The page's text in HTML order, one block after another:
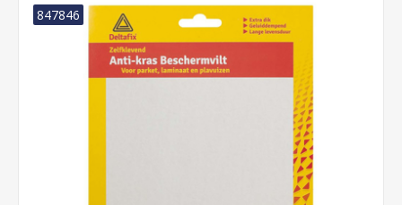
847846